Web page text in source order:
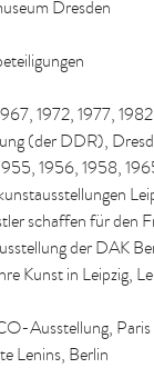
Dresden
1972, 1977,
(der DDR),
1956, 1958,
schaffen für den
der DAK
Kunst in Leipzig,
Ausstellung, Paris
Lenins, Berlin